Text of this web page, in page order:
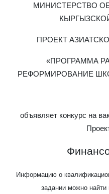
МИНИСТЕРСТВО
ПРОЕКТ
«ПРОГРАММА
РЕФОРМИРОВАНИЕ
объявляет конкурс на
Информацию о
задании можно